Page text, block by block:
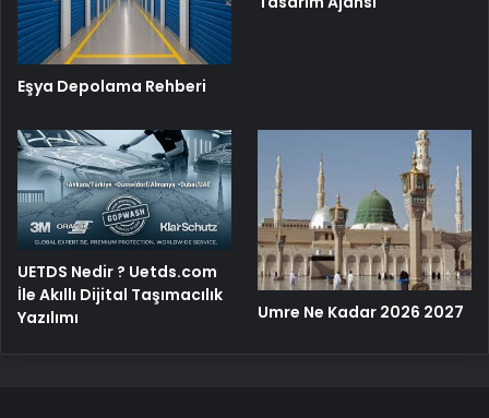
Eşya Depolama Rehberi
UETDS Nedir ? Uetds.com
İle Akıllı Dijital Taşımacılık
Yazılımı
Umre Ne Kadar 2026 2027